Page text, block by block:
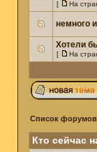
[ На
немного
Хотели
[ На
Список форумов
Кто сейчас